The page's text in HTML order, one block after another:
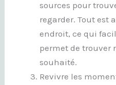
sources pour
regarder. Tout est
endroit, ce qui
permet de trouver
souhaité.
Revivre les